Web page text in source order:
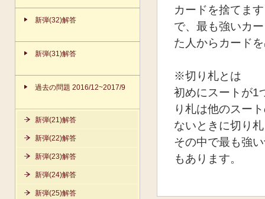
新弾(32)解答
新弾(31)解答
過去の問題 2016/12~2017/9
新弾(21)解答
新弾(22)解答
新弾(23)解答
新弾(24)解答
新弾(25)解答
カードを捨てま
で、最も強いカ
た人からカード
※切り札とは
初めにスートが1
り札は他のスー
ないときに切り
その中で最も強
もあります。